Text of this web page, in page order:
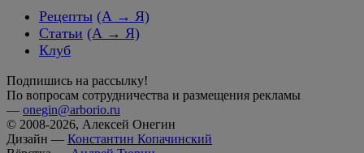
Рецепты (А → Я)
Статьи (А → Я)
Клуб
Подпишись на рассылку!
По вопросам сотрудничества и размещения рекламы
— onegin@arborio.ru
© 2008-2026, Алексей Онегин
Дизайн — Константин Копачинский